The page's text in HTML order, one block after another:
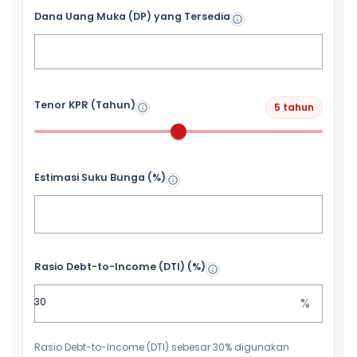
Dana Uang Muka (DP) yang Tersedia
Tenor KPR (Tahun) 5 tahun
Estimasi Suku Bunga (%)
Rasio Debt-to-Income (DTI) (%)
%
Rasio Debt-to-Income (DTI) sebesar 30% digunakan